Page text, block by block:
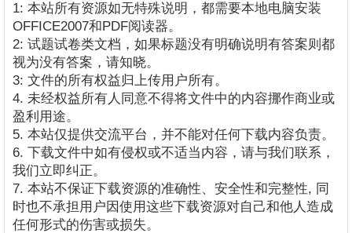
1: 本站所有资源如无特殊说明，都需要本地电脑安装
OFFICE2007和PDF阅读器。
2: 试题试卷类文档，如果标题没有明确说明有答案则都
视为没有答案，请知晓。
3: 文件的所有权益归上传用户所有。
4. 未经权益所有人同意不得将文件中的内容挪作商业或
盈利用途。
5. 本站仅提供交流平台，并不能对任何下载内容负责。
6. 下载文件中如有侵权或不适当内容，请与我们联系，
我们立即纠正。
7. 本站不保证下载资源的准确性、安全性和完整性, 同
时也不承担用户因使用这些下载资源对自己和他人造成
任何形式的伤害或损失。